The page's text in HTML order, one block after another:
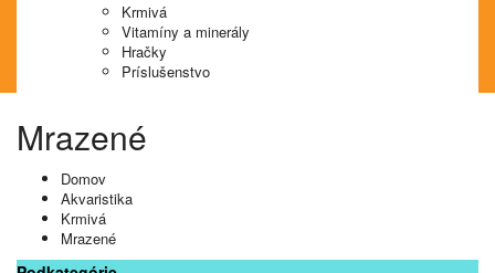
Krmivá
Vitamíny a minerály
Hračky
Príslušenstvo
Mrazené
Domov
Akvaristika
Krmivá
Mrazené